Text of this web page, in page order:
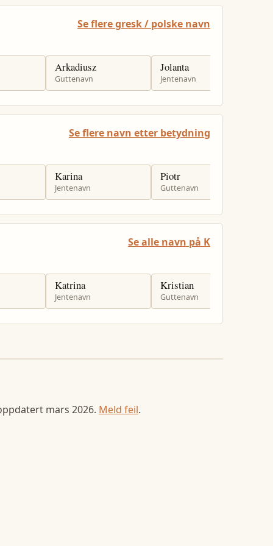
Se flere gresk / polske navn
Arkadiusz
Guttenavn
Jolanta
Jentenavn
Se flere navn etter betydning
Karina
Jentenavn
Piotr
Guttenavn
Se alle navn på K
Katrina
Jentenavn
Kristian
Guttenavn
mars 2026. Meld feil.